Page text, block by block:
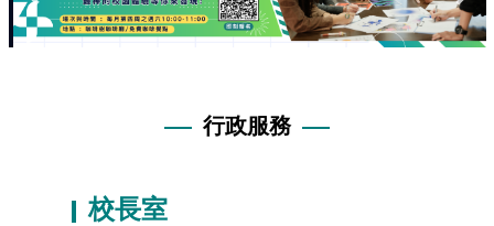
區
行政服務
校長室